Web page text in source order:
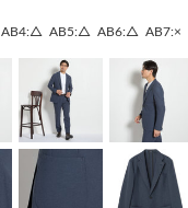
AB4:△ AB5:△ AB6:△ AB7:×